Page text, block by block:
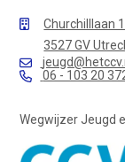
Churchilllaan
3527 GV
06 - 103 20
Wegwijzer Jeugd